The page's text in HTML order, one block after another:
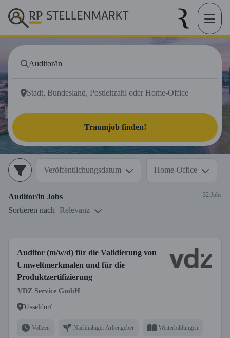
Traumjob finden!
Veröffentlichungsdatum Home-Office
Auditor/in Jobs 32 Jobs
Sortieren nach Relevanz
Auditor (m/w/d) für die Validierung von
Umweltmerkmalen und für die
Produktzertifizierung
VDZ Service GmbH
Düsseldorf
Vollzeit Nachhaltiger Arbeitgeber Weiterbildungen